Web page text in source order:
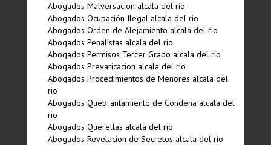
Abogados Malversacion alcala del rio
Abogados Ocupación Ilegal alcala del rio
Abogados Orden de Alejamiento alcala del rio
Abogados Penalistas alcala del rio
Abogados Permisos Tercer Grado alcala del rio
Abogados Prevaricacion alcala del rio
Abogados Procedimientos de Menores alcala del
rio
Abogados Quebrantamiento de Condena alcala del
rio
Abogados Querellas alcala del rio
Abogados Revelacion de Secretos alcala del rio